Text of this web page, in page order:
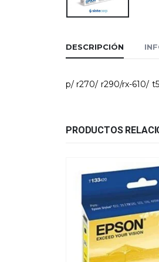
DESCRIPCIÓN
p/ r270/ r290/rx-610/
PRODUCTOS